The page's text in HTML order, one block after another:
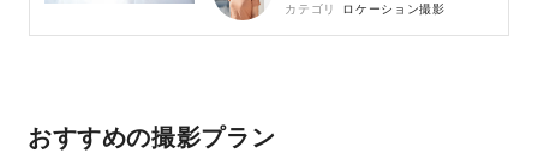
カテゴリ
ロケーション撮影
おすすめの撮影プラン